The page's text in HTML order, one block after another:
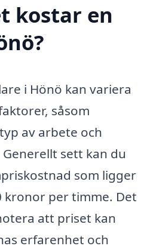
kostar en
i Hönö kan variera
såsom
av arbete och
sett kan du
som ligger
kronor per timme. Det
att priset kan
erfarenhet och